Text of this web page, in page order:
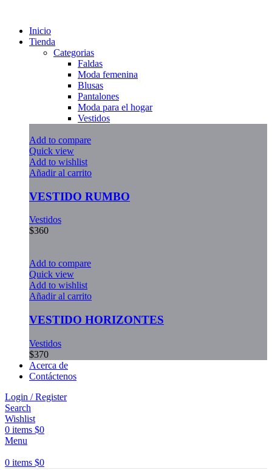
Inicio
Tienda
Categorias
Faldas
Moda femenina
Blusas
Pantalones
Moda para el hogar
Vestidos
Add to compare
Quick view
Add to wishlist
Añadir al carrito
VESTIDO RUMBO
Vestidos
$360
Add to compare
Quick view
Add to wishlist
Añadir al carrito
VESTIDO HORIZONTES
Vestidos
$370
Acerca de
Contáctenos
Login / Register
Search
Wishlist
0 items $0
Menu
0 items $0